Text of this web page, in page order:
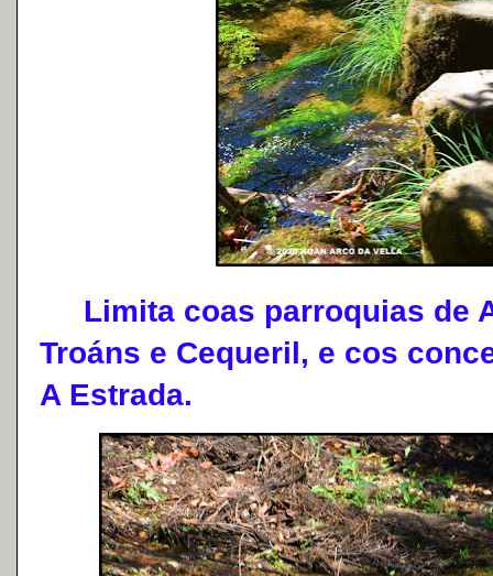
Limita coas parroquias de
Troáns e Cequeril, e cos
A Estrada.